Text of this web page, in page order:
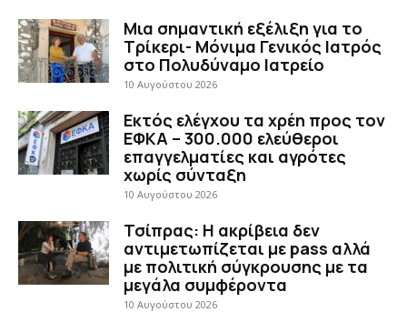
Μια σημαντική εξέλιξη για το
Τρίκερι- Μόνιμα Γενικός Ιατρός
στο Πολυδύναμο Ιατρείο
10 Αυγούστου 2026
Εκτός ελέγχου τα χρέη προς τον
ΕΦΚΑ – 300.000 ελεύθεροι
επαγγελματίες και αγρότες
χωρίς σύνταξη
10 Αυγούστου 2026
Τσίπρας: Η ακρίβεια δεν
αντιμετωπίζεται με pass αλλά
με πολιτική σύγκρουσης με τα
μεγάλα συμφέροντα
10 Αυγούστου 2026